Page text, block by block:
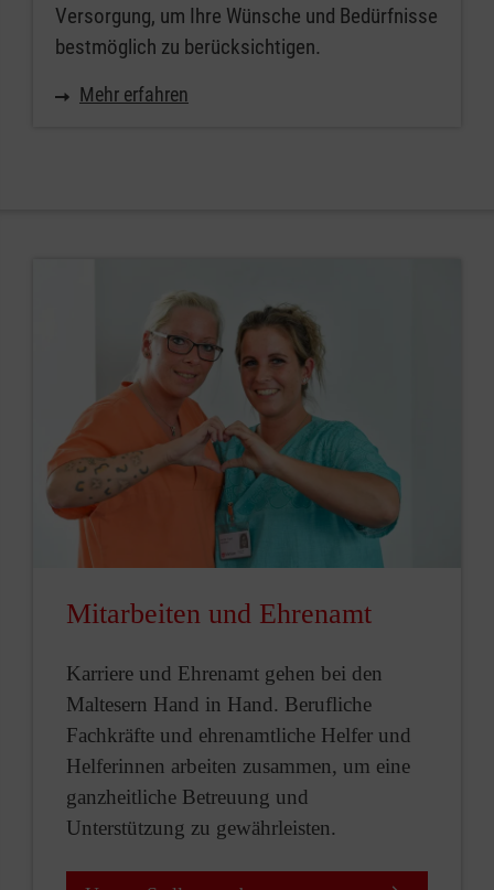
Versorgung, um Ihre Wünsche und Bedürfnisse
bestmöglich zu berücksichtigen.
Mehr erfahren
Mitarbeiten und Ehrenamt
Karriere und Ehrenamt gehen bei den
Maltesern Hand in Hand. Berufliche
Fachkräfte und ehrenamtliche Helfer und
Helferinnen arbeiten zusammen, um eine
ganzheitliche Betreuung und
Unterstützung zu gewährleisten.